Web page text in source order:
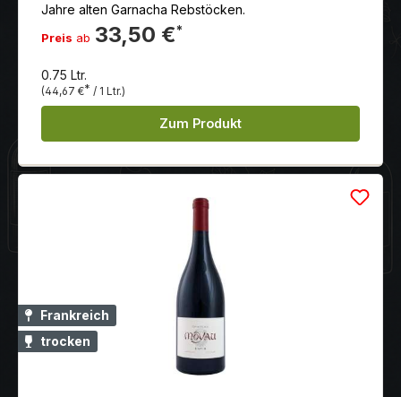
Jahre alten Garnacha Rebstöcken.
Preis ab 33,50 €*
0.75 Ltr.
(44,67 €* / 1 Ltr.)
Zum Produkt
Frankreich
trocken